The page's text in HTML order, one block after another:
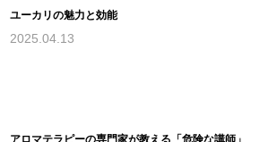
ティックケアリング協会認定リンパドレナージ
マ環境協会総合資格認定校として承認 - 2016
義塾大学SFC研究所との共同研究実施現在の活
ユーカリの魅力と効能
2025.04.13